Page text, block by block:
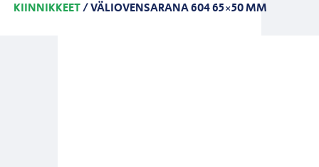
KIINNIKKEET/ VÄLIOVENSARANA 604 65×50 MM